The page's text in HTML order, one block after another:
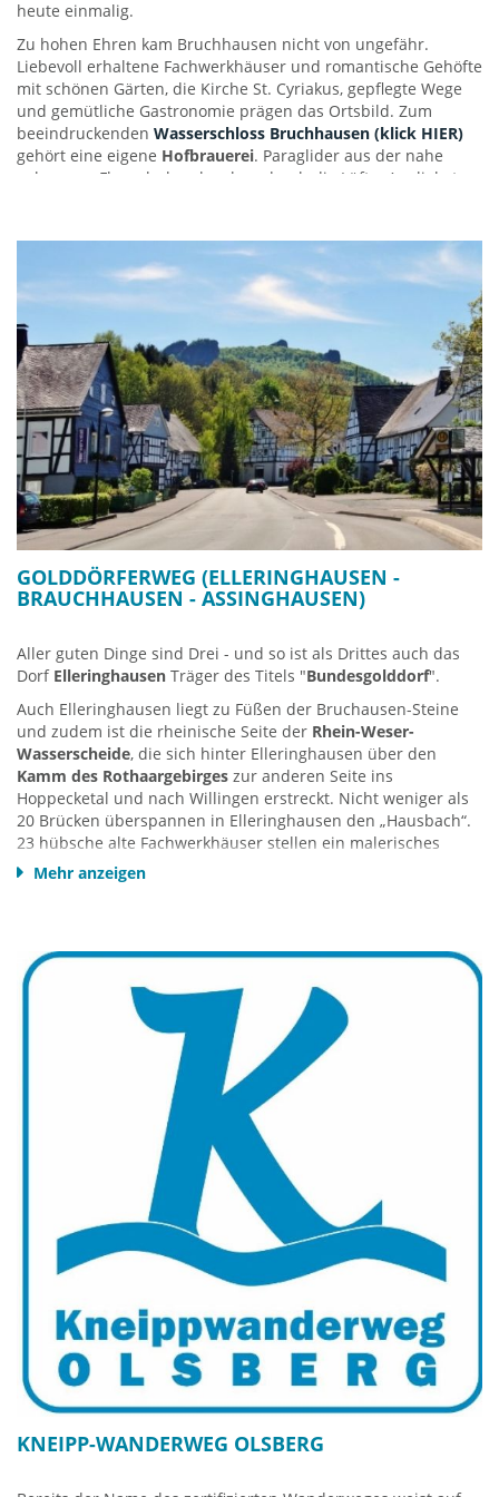
heute einmalig.
Zu hohen Ehren kam Bruchhausen nicht von ungefähr.
Liebevoll erhaltene Fachwerkhäuser und romantische Gehöfte
mit schönen Gärten, die Kirche St. Cyriakus, gepflegte Wege
und gemütliche Gastronomie prägen das Ortsbild. Zum
beeindruckenden Wasserschloss Bruchhausen (klick HIER)
gehört eine eigene Hofbrauerei. Paraglider aus der nahe
gelegenen Flugschule schweben durch die Lüfte. Am liebsten
GOLDDÖRFERWEG (ELLERINGHAUSEN -
BRAUCHHAUSEN - ASSINGHAUSEN)
Aller guten Dinge sind Drei - und so ist als Drittes auch das
Dorf Elleringhausen Träger des Titels "Bundesgolddorf".
Auch Elleringhausen liegt zu Füßen der Bruchausen-Steine
und zudem ist die rheinische Seite der Rhein-Weser-
Wasserscheide, die sich hinter Elleringhausen über den
Kamm des Rothaargebirges zur anderen Seite ins
Hoppecketal und nach Willingen erstreckt. Nicht weniger als
20 Brücken überspannen in Elleringhausen den „Hausbach“.
23 hübsche alte Fachwerkhäuser stellen ein malerisches
Ensemble dar – die so genannten Solstätten. Wanderer
bestaunen ihre reich verzierten Giebel. Am Ortsrand liegt die
Dörfer durch einenWanderwegzu verbinden - den
Golddörferweg. Der Hobby- und Heimatfotograf
hat eine schöne Fototour zu diesem Wanderweg
erstellt mit ausführlichen Bildbeschreibungen der Drei
Fototour Golddörferweg Olsberg HIER
Wanderroute Golddörferweg HIER
Mehr anzeigen
KNEIPP-WANDERWEG OLSBERG